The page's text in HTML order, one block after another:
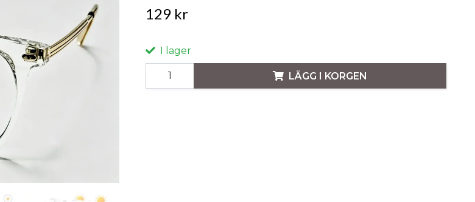
129 kr
I lager
LÄGG I KORGEN